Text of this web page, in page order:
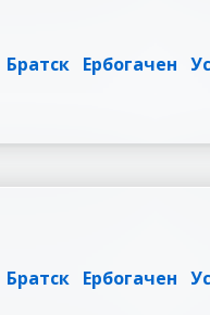
Братск Ербогачен
Братск Ербогачен